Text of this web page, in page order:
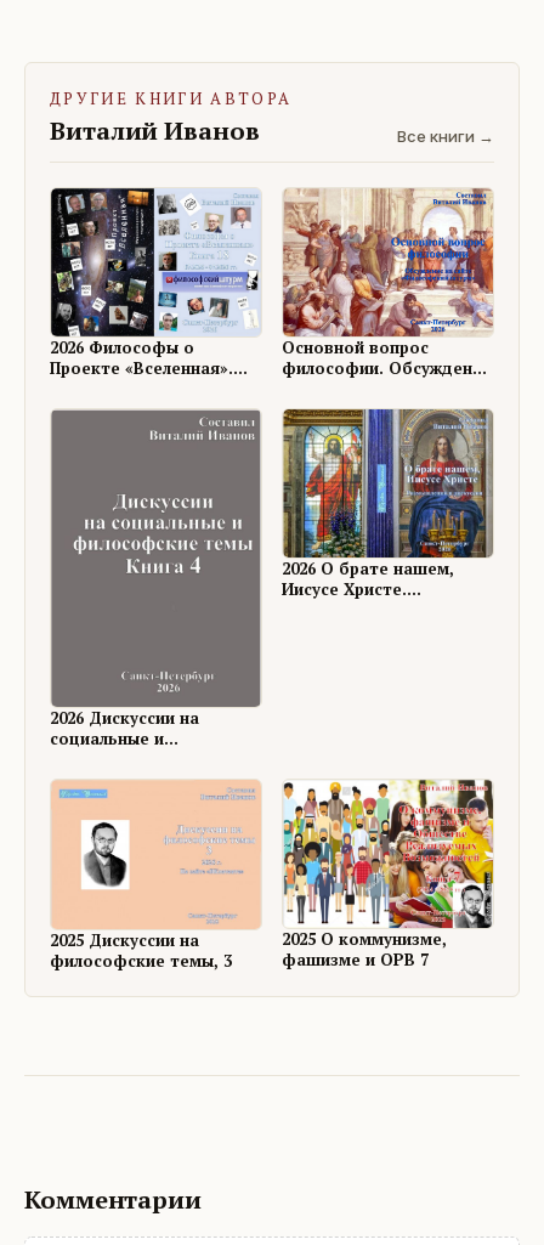
ДРУГИЕ КНИГИ АВТОРА
Виталий Иванов Все книги →
2026 Философы о
Проекте «Вселенная».
Основной вопрос
философии. Обсуждение
2026 Дискуссии на
социальные и
2026 О брате нашем,
Иисусе Христе.
2025 Дискуссии на
философские темы, 3
2025 О коммунизме,
фашизме и ОРВ 7
Комментарии